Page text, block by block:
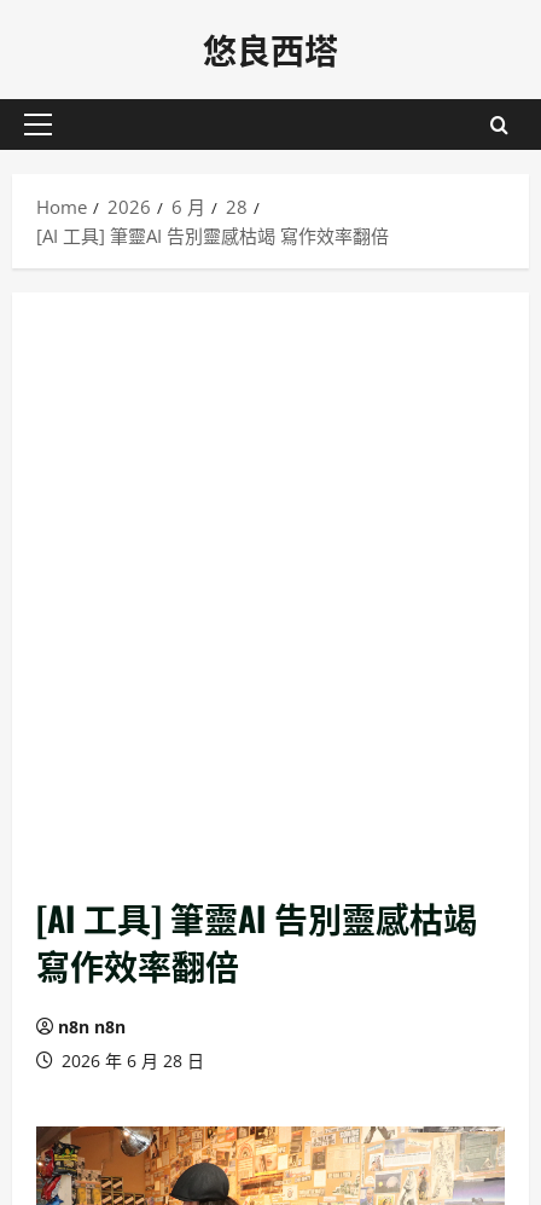
悠良西塔
Primary
Home
2026 6 月
28
[AI 工具] 筆靈AI 告別靈感枯竭 寫作效率翻倍
[AI 工具] 筆靈AI 告別靈感枯竭
寫作效率翻倍
n8n n8n
2026 年 6 月 28 日